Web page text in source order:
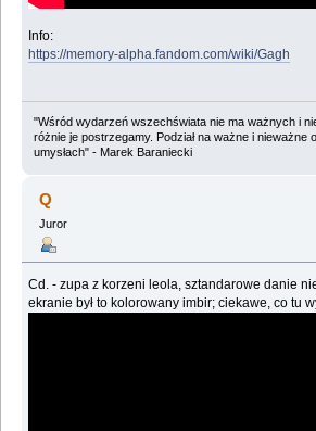
Info:
https://memory-alpha.fandom.com/wiki/Gagh
"Wśród wydarzeń wszechświata nie ma ważnych i
różnie je postrzegamy. Podział na ważne i nieważne
umysłach" - Marek Baraniecki
Q
Juror
Cd. - zupa z korzeni leola, sztandarowe danie
ekranie był to kolorowany imbir; ciekawe, co tu